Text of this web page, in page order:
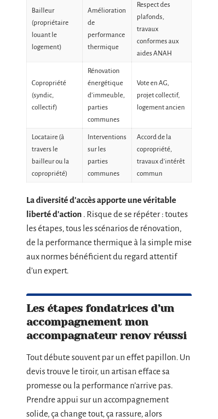
Bailleur
(propriétaire
louant le
logement)
Amélioration
de
performance
thermique
Respect des
plafonds,
travaux
conformes aux
aides ANAH
Copropriété
(syndic,
collectif)
Rénovation
énergétique
d’immeuble,
parties
communes
Vote en AG,
projet collectif,
logement ancien
Locataire (à
travers le
bailleur ou la
copropriété)
Interventions
sur les
parties
communes
Accord de la
copropriété,
travaux d’intérêt
commun
La diversité d’accès apporte une véritable
liberté d’action . Risque de se répéter : toutes
les étapes, tous les scénarios de rénovation,
de la performance thermique à la simple mise
aux normes bénéficient du regard attentif
d’un expert.
Les étapes fondatrices d’un
accompagnement mon
accompagnateur renov réussi
Tout débute souvent par un effet papillon. Un
devis trouve le tiroir, un artisan efface sa
promesse ou la performance n’arrive pas.
Prendre appui sur un accompagnement
solide, ça change tout, ça rassure, alors